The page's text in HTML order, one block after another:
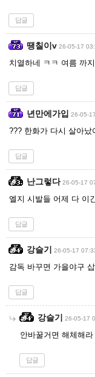
답글
땡칠이v 26-05-17
치열하네 ㅋㅋ 여름 까
답글
년만에가입 26-05-
??? 한화가 다시 살아났
답글
난그렇다 26-05-17
엘지 시발들 어제 다 이
답글
강슬기 26-05-17
감독 바꾸면 가을야구
답글
강슬기 26-05-17
안바꿀거면 해체해라
답글